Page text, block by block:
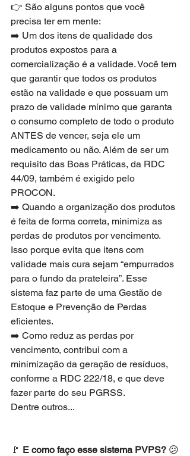
👉 São alguns pontos que você
precisa ter em mente:
➡️ Um dos itens de qualidade dos
produtos expostos para a
comercialização é a validade. Você tem
que garantir que todos os produtos
estão na validade e que possuam um
prazo de validade mínimo que garanta
o consumo completo de todo o produto
ANTES de vencer, seja ele um
medicamento ou não. Além de ser um
requisito das Boas Práticas, da RDC
44/09, também é exigido pelo
PROCON.
➡️ Quando a organização dos produtos
é feita de forma correta, minimiza as
perdas de produtos por vencimento.
Isso porque evita que itens com
validade mais cura sejam “empurrados
para o fundo da prateleira”. Esse
sistema faz parte de uma Gestão de
Estoque e Prevenção de Perdas
eficientes.
➡️ Como reduz as perdas por
vencimento, contribui com a
minimização da geração de resíduos,
conforme a RDC 222/18, e que deve
fazer parte do seu PGRSS.
Dentre outros...
🚩 E como faço esse sistema PVPS? 😕